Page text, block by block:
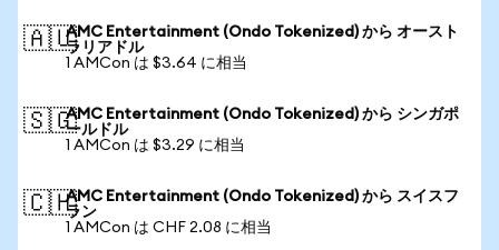
🇦🇺AMC Entertainment (Ondo Tokenized) から オースト
ラリアドル
1 AMCon は $3.64 に相当
🇸🇬AMC Entertainment (Ondo Tokenized) から シンガポ
ールドル
1 AMCon は $3.29 に相当
🇨🇭AMC Entertainment (Ondo Tokenized) から スイスフ
ラン
1 AMCon は CHF 2.08 に相当